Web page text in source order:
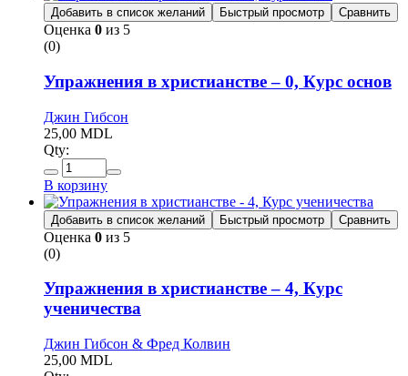
Добавить в список желаний Быстрый просмотр Сравнить
Оценка 0 из 5
(0)
Упражнения в христианстве – 0, Курс основ
Джин Гибсон
25,00 MDL
Qty:
В корзину
Добавить в список желаний Быстрый просмотр Сравнить
Оценка 0 из 5
(0)
Упражнения в христианстве – 4, Курс
ученичества
Джин Гибсон & Фред Колвин
25,00 MDL